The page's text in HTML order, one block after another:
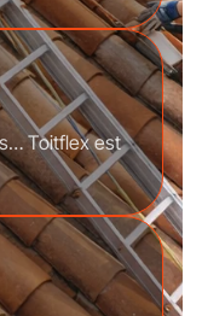
Toitflex est